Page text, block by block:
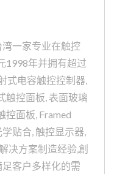
一家专业在触控
1998年并拥有超过
式电容触控控制器,
触控面板, 表面玻璃
控面板, Framed
贴合, 触控显示器,
决方案制造经验,創
客户多样化的需